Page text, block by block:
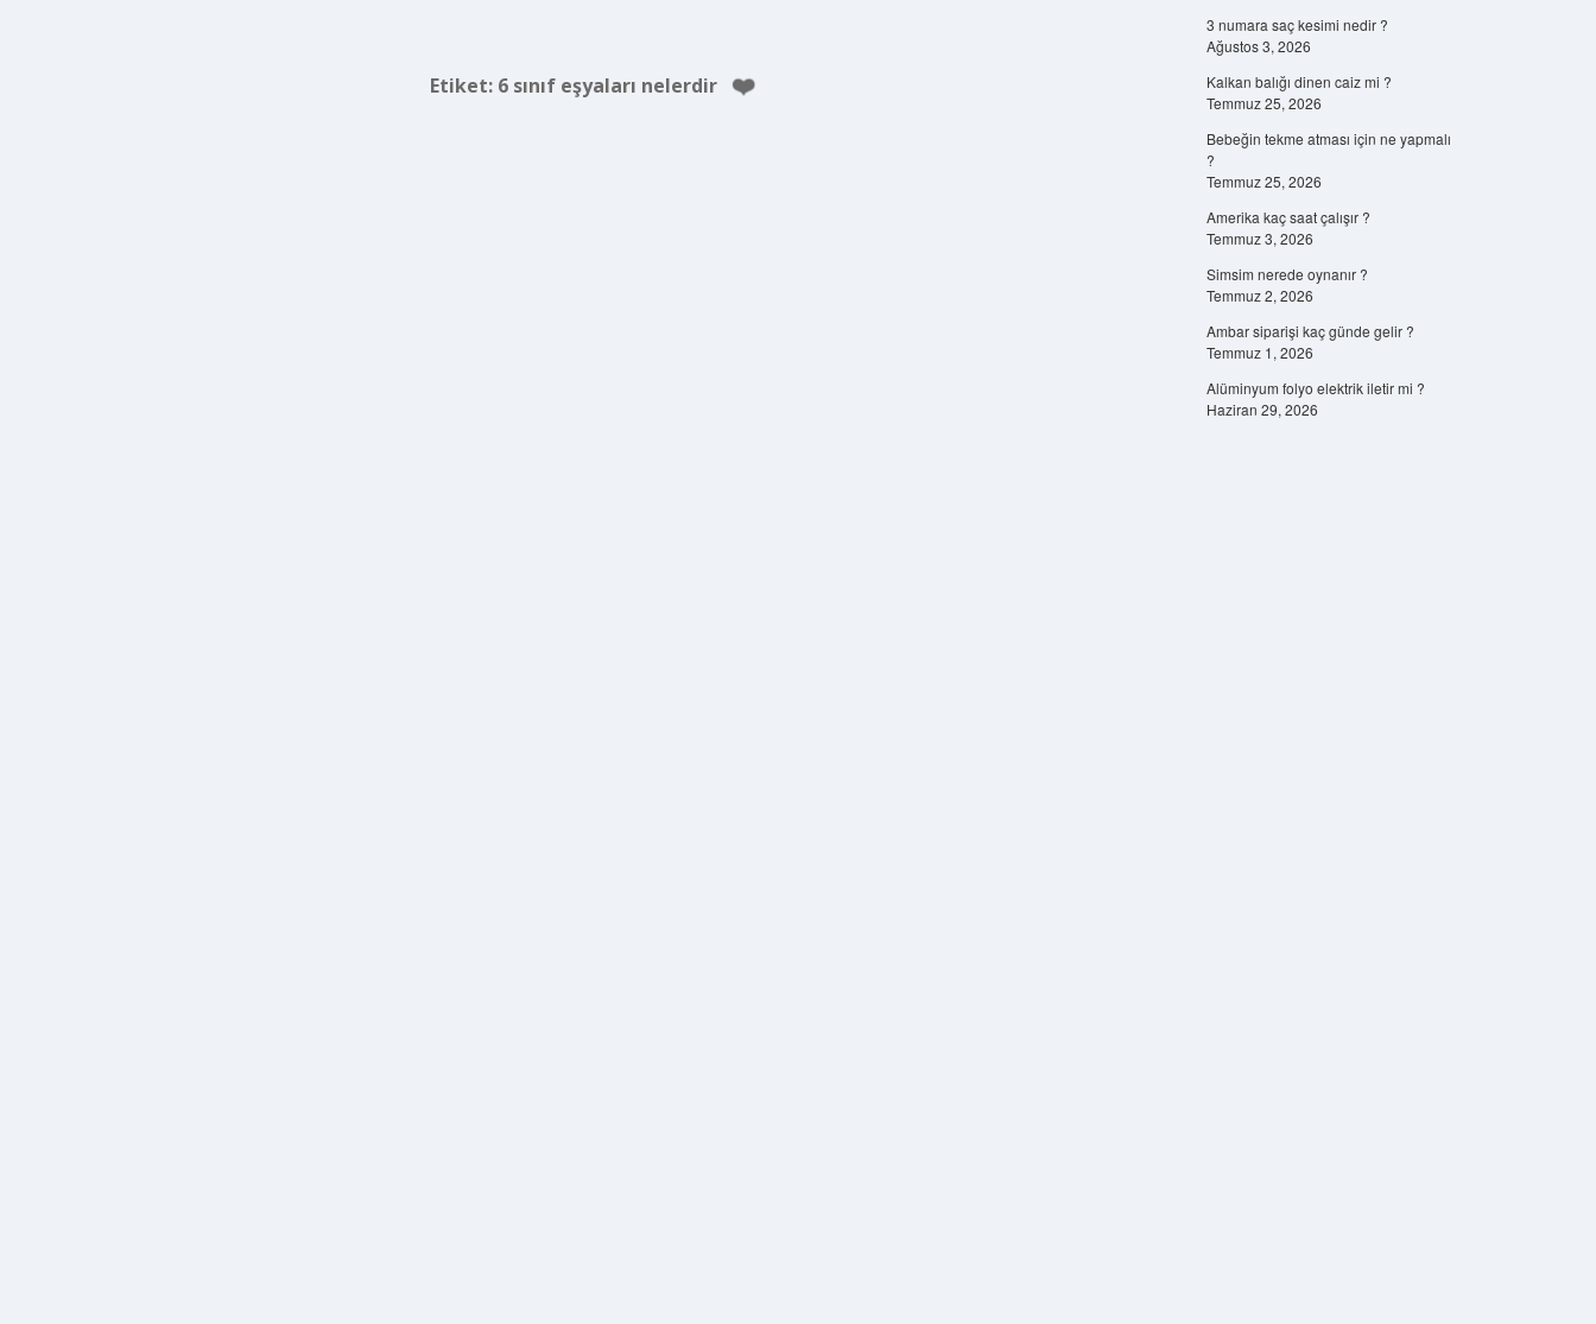
Etiket: 6 sınıf eşyaları nelerdir
3 numara saç kesimi nedir ?
Ağustos 3, 2026
Kalkan balığı dinen caiz mi ?
Temmuz 25, 2026
Bebeğin tekme atması için ne yapmalı
?
Temmuz 25, 2026
Amerika kaç saat çalışır ?
Temmuz 3, 2026
Simsim nerede oynanır ?
Temmuz 2, 2026
Ambar siparişi kaç günde gelir ?
Temmuz 1, 2026
Alüminyum folyo elektrik iletir mi ?
Haziran 29, 2026